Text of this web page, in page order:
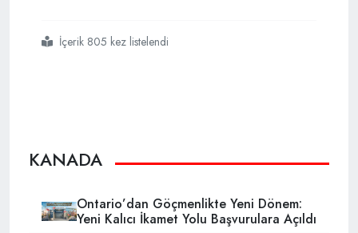
#uossm
#canada
#kanada
#suriye
#sağlıkİçerik 805 kez listelendi
KANADA
Ontario’dan Göçmenlikte Yeni Dönem:
Yeni Kalıcı İkamet Yolu Başvurulara Açıldı